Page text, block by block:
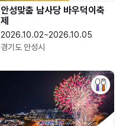
안성맞춤 남사당 바우덕이축
제
2026.10.02~2026.10.05
경기도 안성시